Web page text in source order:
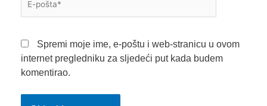
pošta*
Spremi moje ime, e-poštu i web-stranicu u ovom
internet pregledniku za sljedeći put kada budem
komentirao.